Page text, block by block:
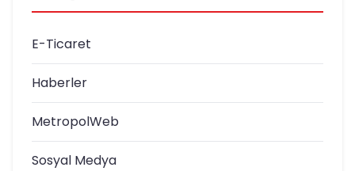
E-Ticaret
Haberler
MetropolWeb
Sosyal Medya